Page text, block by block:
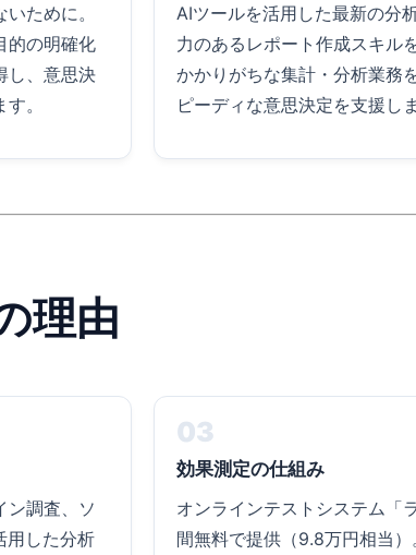
ために。
的の明確化
し、意思決
。
AIツールを活用した最新の分
力のあるレポート作成スキル
かかりがちな集計・分析業務
ピーディな意思決定を支援しま
理由
ン調査、ソ
用した分析
03
効果測定の仕組み
オンラインテストシステム「
間無料で提供（9.8万円相当